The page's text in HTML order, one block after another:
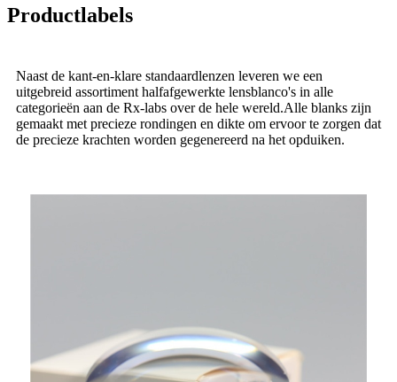
Productlabels
Naast de kant-en-klare standaardlenzen leveren we een
uitgebreid assortiment halfafgewerkte lensblanco's in alle
categorieën aan de Rx-labs over de hele wereld.Alle blanks zijn
gemaakt met precieze rondingen en dikte om ervoor te zorgen dat
de precieze krachten worden gegenereerd na het opduiken.